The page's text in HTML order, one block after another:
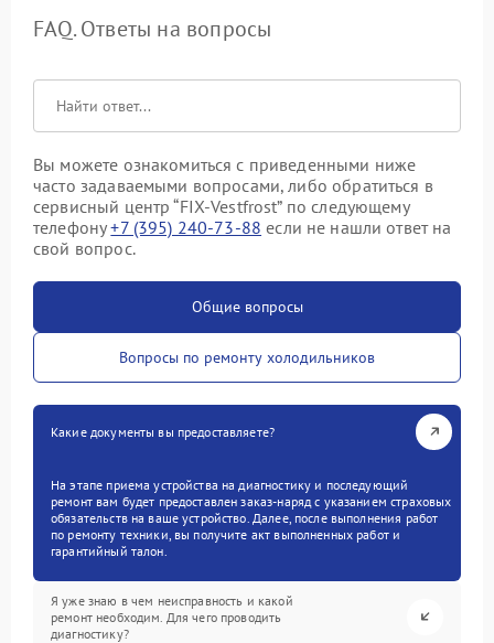
FAQ. Ответы на вопросы
Вы можете ознакомиться с приведенными ниже
часто задаваемыми вопросами, либо обратиться в
сервисный центр “FIX-Vestfrost” по следующему
телефону+7 (395) 240-73-88 если не нашли ответ на
свой вопрос.
Общие вопросы
Вопросы по ремонту холодильников
Какие документы вы предоставляете?
На этапе приема устройства на диагностику и последующий
ремонт вам будет предоставлен заказ-наряд с указанием страховых
обязательств на ваше устройство. Далее, после выполнения работ
по ремонту техники, вы получите акт выполненных работ и
гарантийный талон.
Я уже знаю в чем неисправность и какой
ремонт необходим. Для чего проводить
диагностику?